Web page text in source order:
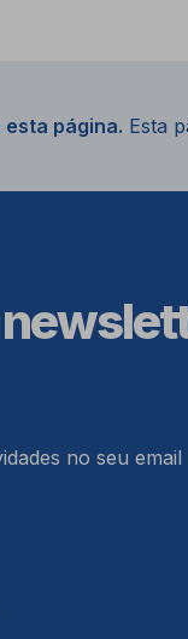
página. Esta
no seu email